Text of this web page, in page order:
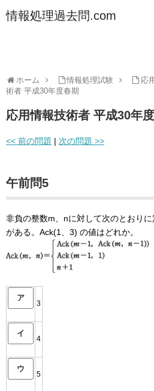
情報処理過去問.com
ホーム 情報処理試験 応
術者 平成30年度春期
応用情報技術者 平成30年
<< 前の問題 | 次の問題 >>
午前問5
非負の整数m、nに対して次のとおり
がある。Ack(1、3) の値はどれか。
ア
3
イ
4
ウ
5